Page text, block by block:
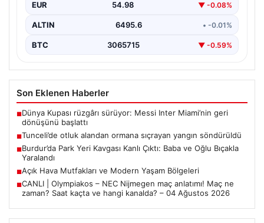
EUR 54.98 ▼ -0.08%
ALTIN 6495.6 • -0.01%
BTC 3065715 ▼ -0.59%
Son Eklenen Haberler
■Dünya Kupası rüzgârı sürüyor: Messi Inter Miami’nin geri
dönüşünü başlattı
■Tunceli’de otluk alandan ormana sıçrayan yangın söndürüldü
■Burdur’da Park Yeri Kavgası Kanlı Çıktı: Baba ve Oğlu Bıçakla
Yaralandı
■Açık Hava Mutfakları ve Modern Yaşam Bölgeleri
■CANLI | Olympiakos – NEC Nijmegen maç anlatımı! Maç ne
zaman? Saat kaçta ve hangi kanalda? – 04 Ağustos 2026